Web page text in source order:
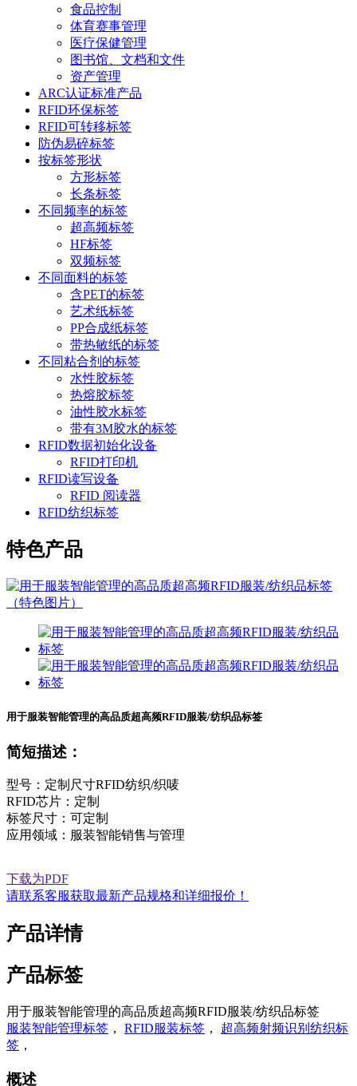
食品控制
体育赛事管理
医疗保健管理
图书馆、文档和文件
资产管理
ARC认证标准产品
RFID环保标签
RFID可转移标签
防伪易碎标签
按标签形状
方形标签
长条标签
不同频率的标签
超高频标签
HF标签
双频标签
不同面料的标签
含PET的标签
艺术纸标签
PP合成纸标签
带热敏纸的标签
不同粘合剂的标签
水性胶标签
热熔胶标签
油性胶水标签
带有3M胶水的标签
RFID数据初始化设备
RFID打印机
RFID读写设备
RFID 阅读器
RFID纺织标签
特色产品
用于服装智能管理的高品质超高频RFID服装/纺织品标签
简短描述：
型号：定制尺寸RFID纺织/织唛
RFID芯片：定制
标签尺寸：可定制
应用领域：服装智能销售与管理
下载为PDF
请联系客服获取最新产品规格和详细报价！
产品详情
产品标签
用于服装智能管理的高品质超高频RFID服装/纺织品标签
服装智能管理标签 ， RFID服装标签 ， 超高频射频识别纺织标
签 ，
概述